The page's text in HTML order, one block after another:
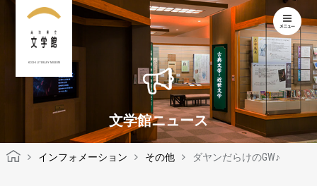
KOCHI LITERARY MUSEUM
文学館ニュース
インフォメーション その他 ダヤンだらけのGW♪